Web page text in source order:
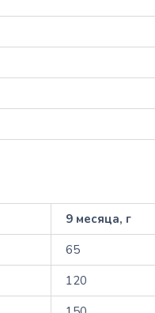
9 месяца, г
65
120